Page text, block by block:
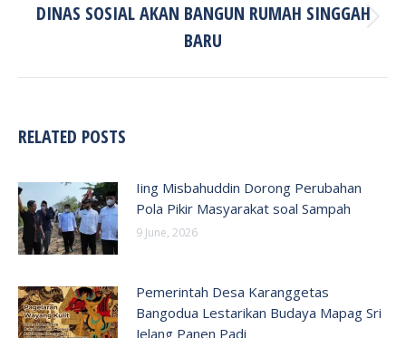
Next
post:
DINAS SOSIAL AKAN BANGUN RUMAH SINGGAH
BARU
RELATED POSTS
Iing Misbahuddin Dorong Perubahan
Pola Pikir Masyarakat soal Sampah
9 June, 2026
Pemerintah Desa Karanggetas
Bangodua Lestarikan Budaya Mapag Sri
Jelang Panen Padi